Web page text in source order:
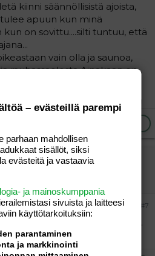
kiinni säännöllisistä ajoista,
apuun kun minä
on sovittu....silti tuntuu, että
vain olla ja saunoa,
rauhassaolosta.Ainakaan en
kaipaa vastakkaisen sp:n
#7
ja #&%£$!* itseni tainnuksiin..
– evästeillä parempi
parhaan mahdollisen
sisällöt, siksi
evästeitä ja vastaavia
ja mainoskumppania
sivuista ja laitteesi
käyttötarkoituksiin:
parantaminen
ja markkinointi